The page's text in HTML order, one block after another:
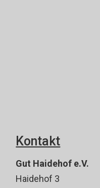
Kontakt
Gut Haidehof e.V.
Haidehof 3